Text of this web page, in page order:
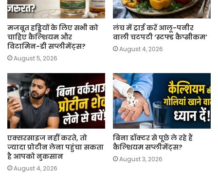
मजबूत हड्डियों के लिए सभी को
चाहिए कैल्शियम और
विटामिन-डी सप्लीमेंट्स?
August 5, 2026
लंच में ट्राई करें आलू-पनीर
वाली चटपटी ‘स्टफ्ड कैप्सीकम’
August 4, 2026
एक्सरसाइज नहीं करते, तो
ज्यादा प्रोटीन लेना पहुंचा सकता
है आपको नुकसान
August 4, 2026
बिना डॉक्टर से पूछे ले रहे हैं
कैल्शियम सप्लीमेंट्स?
August 3, 2026